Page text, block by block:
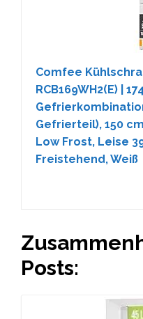
Comfee
RCB169WH2(E) |
Gefrierteil), 150
Low Frost, Leise
Freistehend, Weiß
Posts: